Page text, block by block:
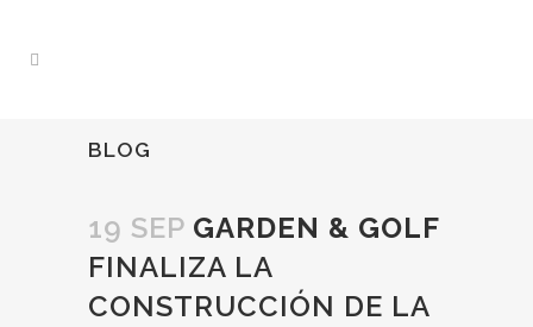
BLOG
19 SEP GARDEN & GOLF
FINALIZA LA
CONSTRUCCIÓN DE LA